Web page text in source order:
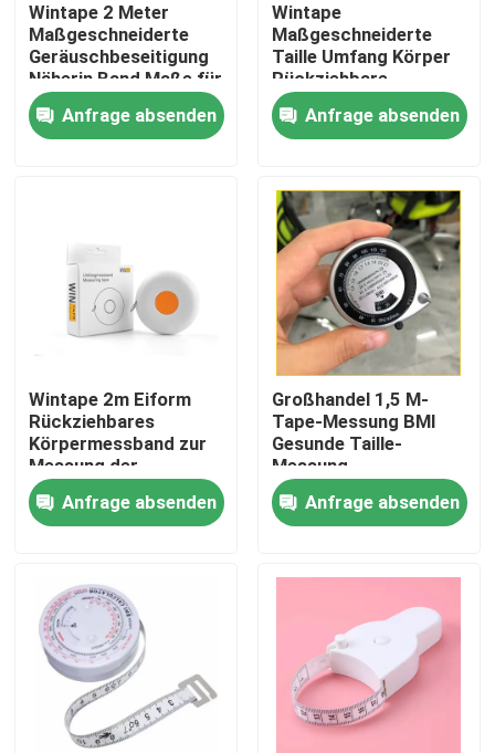
Haus
Über uns
Fabrik-Ausflug
Qualitätskontrolle
Treten Sie mit uns in Verbindung
Fordern Sie ein Zitat
Kleidungs-Maßband
Laser-Maß-Band
Personifizierter nähender Maßband
Wintape 2 Meter
Maßgeschneiderte
Geräuschbeseitigung
Näherin Band Maße für
Körper schlank
Fitness-Messgerät
Anfrage absenden
Wintape
Maßgeschneiderte
Taille Umfang Körper
Rückziehbare
Stoffband Maß Nähen
Kunststoff Schneider
oder Fitness-
Anfrage absenden
Wintape 2m Eiform
Rückziehbares
Körpermessband zur
Messung der
Körperwäsche
Körperhöhe usw.
Gewichtsverlustmessung
Anfrage absenden
Großhandel 1,5 M-
Tape-Messung BMI
Gesunde Taille-
Messung
Wassertropfen
Kunststoff-Leger
Automatisches
Geschenk-Messband
Anfrage absenden